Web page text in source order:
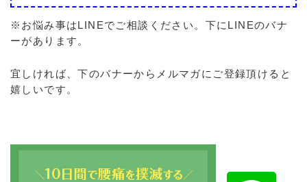
※お悩み事はLINEでご相談ください。下にLINEのバナ
ーがあります。
宜しければ、下のバナーからメルマガにご登録頂けると
嬉しいです。